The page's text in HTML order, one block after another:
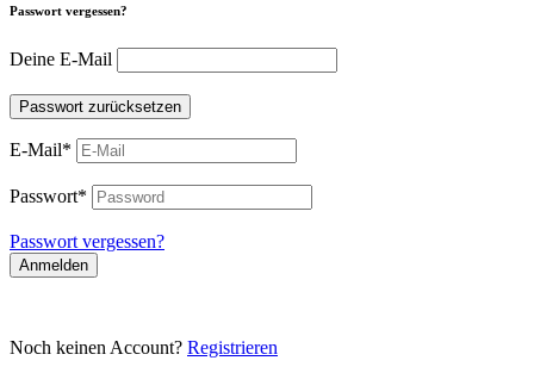
Passwort vergessen?
Deine E-Mail
Passwort zurücksetzen
E-Mail*
Passwort*
Passwort vergessen?
Anmelden
Noch keinen Account? Registrieren